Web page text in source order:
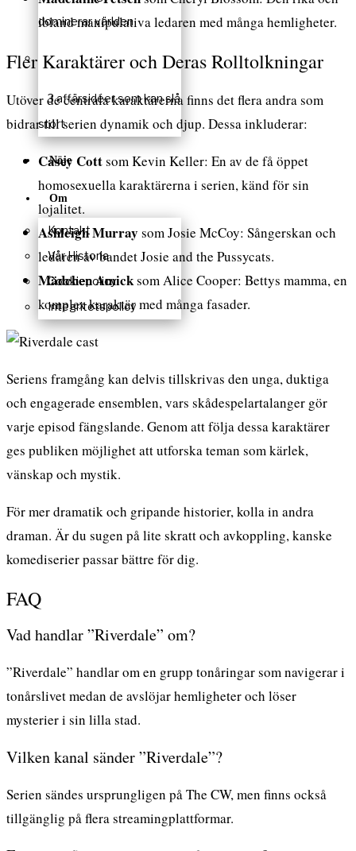
dominerar världen
3 affärsidéer som kan slå
stort
Nöje
Om
Kontakt
Vår Historia
Cookiepolicy
Integritetspolicy
ibland manipulativa ledaren med många hemligheter.
Fler Karaktärer och Deras Rolltolkningar
Utöver de centrala karaktärerna finns det flera andra som
bidrar till serien dynamik och djup. Dessa inkluderar:
Casey Cottsom Kevin Keller: En av de få öppet
homosexuella karaktärerna i serien, känd för sin
lojalitet.
Ashleigh Murray som Josie McCoy: Sångerskan och
ledaren av bandet Josie and the Pussycats.
Mädchen Amicksom Alice Cooper: Bettys mamma, en
komplex karaktär med många fasader.
Seriens framgång kan delvis tillskrivas den unga, duktiga
och engagerade ensemblen, vars skådespelartalanger gör
varje episod fängslande. Genom att följa dessa karaktärer
ges publiken möjlighet att utforska teman som kärlek,
vänskap och mystik.
För mer dramatik och gripande historier, kolla in andra
draman. Är du sugen på lite skratt och avkoppling, kanske
komediserierpassar bättre för dig.
FAQ
Vad handlar ”Riverdale” om?
”Riverdale” handlar om en grupp tonåringar som navigerar i
tonårslivet medan de avslöjar hemligheter och löser
mysterier i sin lilla stad.
Vilken kanal sänder ”Riverdale”?
Serien sändes ursprungligen på The CW, men finns också
tillgänglig på flera streamingplattformar.